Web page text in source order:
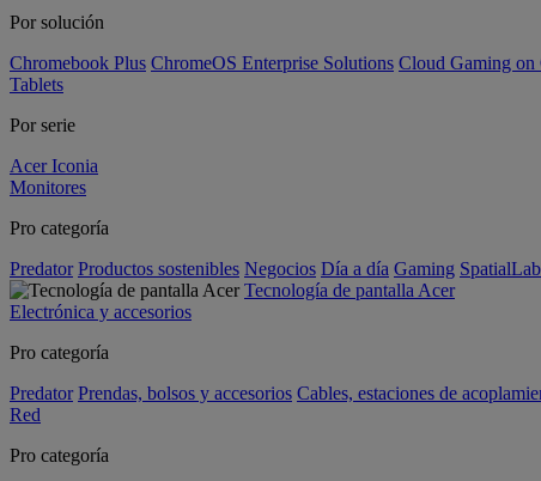
Por solución
Chromebook Plus ChromeOS Enterprise Solutions Cloud Gaming on
Tablets
Por serie
Acer Iconia
Monitores
Pro categoría
Predator Productos sostenibles Negocios Día a día Gaming
Tecnología de pantalla Acer
Electrónica y accesorios
Pro categoría
Predator Prendas, bolsos y accesorios Cables, estaciones de
Red
Pro categoría